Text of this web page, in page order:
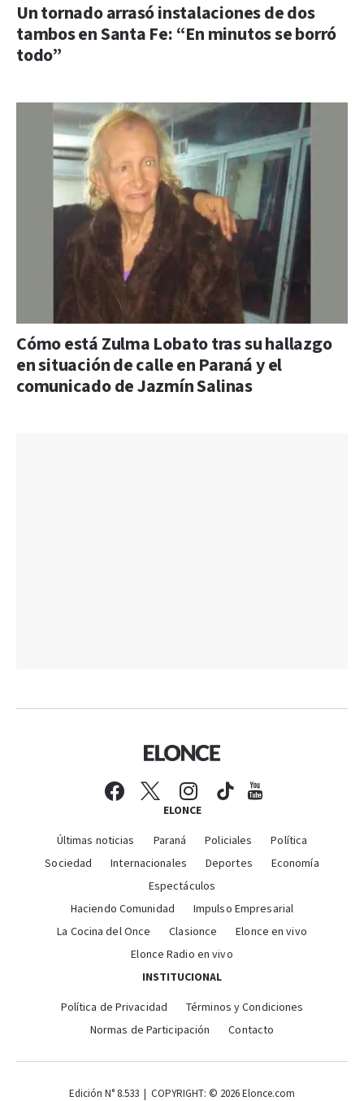
Un tornado arrasó instalaciones de dos
tambos en Santa Fe: “En minutos se borró
todo”
Cómo está Zulma Lobato tras su hallazgo
en situación de calle en Paraná y el
comunicado de Jazmín Salinas
ELONCE
Últimas noticias Paraná Policiales
Política
Sociedad
Internacionales Deportes
Economía
Espectáculos
Haciendo Comunidad
Impulso Empresarial
La Cocina del Once
Clasionce
Elonce en vivo
Elonce Radio en vivo
INSTITUCIONAL
Política de Privacidad
Términos y Condiciones
Normas de Participación
Contacto
Edición N° 8.533 | COPYRIGHT: © 2026 Elonce.com